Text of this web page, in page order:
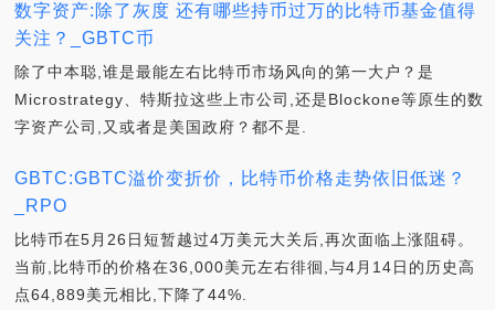
数字资产:除了灰度 还有哪些持币过万的比特币基金值得
关注？_GBTC币
除了中本聪,谁是最能左右比特币市场风向的第一大户？是
Microstrategy、特斯拉这些上市公司,还是Blockone等原生的数
字资产公司,又或者是美国政府？都不是.
GBTC:GBTC溢价变折价，比特币价格走势依旧低迷？
_RPO
比特币在5月26日短暂越过4万美元大关后,再次面临上涨阻碍。
当前,比特币的价格在36,000美元左右徘徊,与4月14日的历史高
点64,889美元相比,下降了44%.